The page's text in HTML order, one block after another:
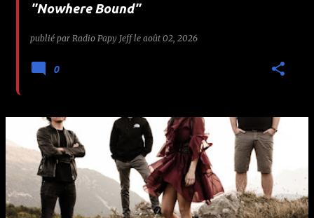
"Nowhere Bound"
publié par Radio Papy Jeff le août 02, 2026
0